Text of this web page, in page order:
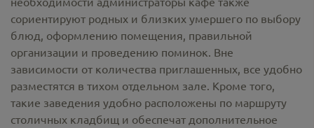
сориентируют родных и близких умершего по выбору
блюд, оформлению помещения, правильной
организации и проведению поминок. Вне
зависимости от количества приглашенных, все удобно
разместятся в тихом отдельном зале. Кроме того,
такие заведения удобно расположены по маршруту
столичных кладбищ и обеспечат дополнительное